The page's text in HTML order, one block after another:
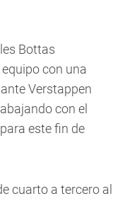
Bottas
con una
Verstappen
con el
este fin de
cuarto a tercero al